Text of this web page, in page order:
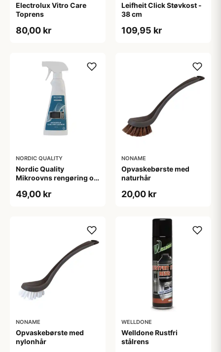
Electrolux Vitro Care
Toprens
80,00 kr
Leifheit Click Støvkost -
38 cm
109,95 kr
NORDIC QUALITY
Nordic Quality
Mikroovns rengøring og
49,00 kr
NONAME
Opvaskebørste med
naturhår
20,00 kr
NONAME
Opvaskebørste med
nylonhår
WELLDONE
Welldone Rustfri
stålrens